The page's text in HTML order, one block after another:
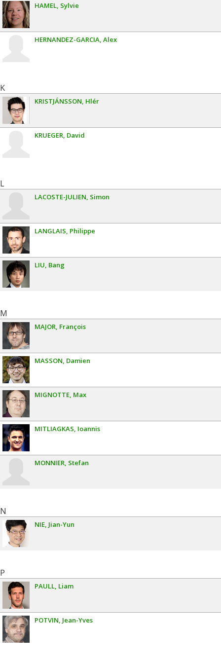
HAMEL Sylvie
HERNANDEZ-GARCIA Alex
K
KRISTJÁNSSON Hlér
KRUEGER David
L
LACOSTE-JULIEN Simon
LANGLAIS Philippe
LIU Bang
M
MAJOR François
MASSON Damien
MIGNOTTE Max
MITLIAGKAS Ioannis
MONNIER Stefan
N
NIE Jian-Yun
P
PAULL Liam
POTVIN Jean-Yves